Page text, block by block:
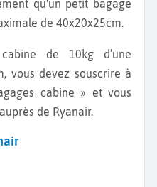
de 40x20x25cm.
vous devez souscrire à
cabine » et vous
de Ryanair.